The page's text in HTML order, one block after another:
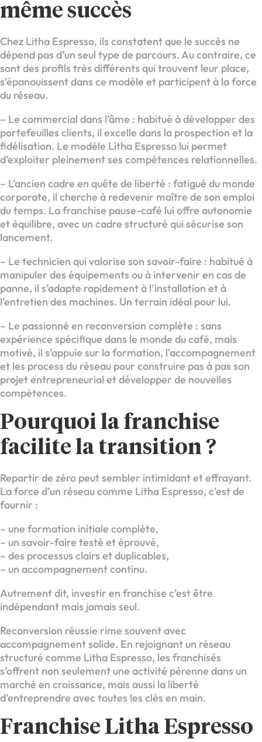
même succès
Chez Litha Espresso, ils constatent que le succès ne
dépend pas d’un seul type de parcours. Au contraire, ce
sont des profils très différents qui trouvent leur place,
s’épanouissent dans ce modèle et participent à la force
du réseau.
– Le commercial dans l’âme : habitué à développer des
portefeuilles clients, il excelle dans la prospection et la
fidélisation. Le modèle Litha Espresso lui permet
d’exploiter pleinement ses compétences relationnelles.
– L’ancien cadre en quête de liberté : fatigué du monde
corporate, il cherche à redevenir maître de son emploi
du temps. La franchise pause-café lui offre autonomie
et équilibre, avec un cadre structuré qui sécurise son
lancement.
– Le technicien qui valorise son savoir-faire : habitué à
manipuler des équipements ou à intervenir en cas de
panne, il s’adapte rapidement à l’installation et à
l’entretien des machines. Un terrain idéal pour lui.
– Le passionné en reconversion complète : sans
expérience spécifique dans le monde du café, mais
motivé, il s’appuie sur la formation, l’accompagnement
et les process du réseau pour construire pas à pas son
projet entrepreneurial et développer de nouvelles
compétences.
Pourquoi la franchise
facilite la transition ?
Repartir de zéro peut sembler intimidant et effrayant.
La force d’un réseau comme Litha Espresso, c’est de
fournir :
– une formation initiale complète,
– un savoir-faire testé et éprouvé,
– des processus clairs et duplicables,
– un accompagnement continu.
Autrement dit, investir en franchise c’est être
indépendant mais jamais seul.
Reconversion réussie rime souvent avec
accompagnement solide. En rejoignant un réseau
structuré comme Litha Espresso, les franchisés
s’offrent non seulement une activité pérenne dans un
marché en croissance, mais aussi la liberté
d’entreprendre avec toutes les clés en main.
Franchise Litha Espresso